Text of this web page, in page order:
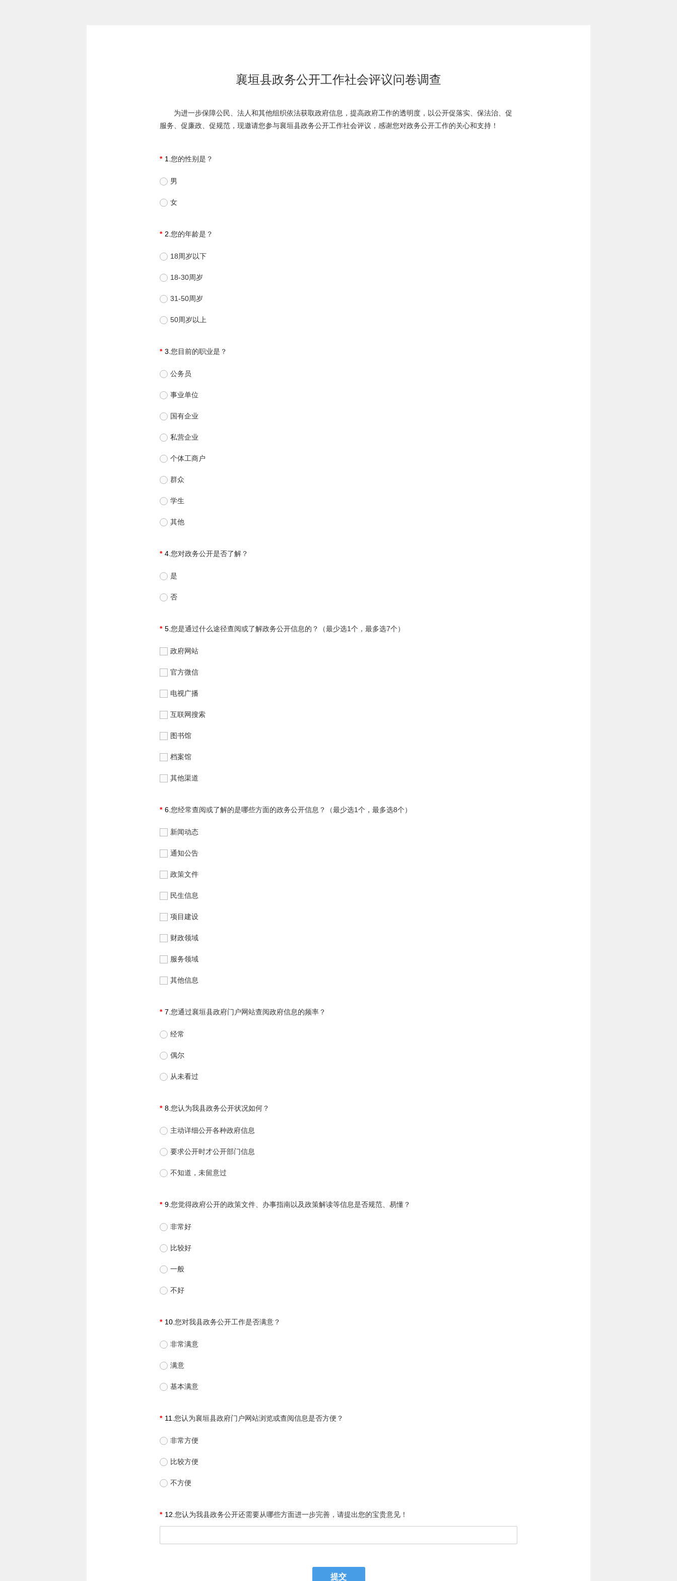
襄垣县政务公开工作社会评议问卷调查
为进一步保障公民、法人和其他组织依法获取政府信息，提高政府工作的透明度，以公开促落实、保法治、促
服务、促廉政、促规范，现邀请您参与襄垣县政务公开工作社会评议，感谢您对政务公开工作的关心和支持！
1.您的性别是？
男
女
2.您的年龄是？
18周岁以下
18-30周岁
31-50周岁
50周岁以上
3.您目前的职业是？
公务员
事业单位
国有企业
私营企业
个体工商户
群众
学生
其他
4.您对政务公开是否了解？
是
否
5.您是通过什么途径查阅或了解政务公开信息的？（最少选1个，最多选7个）
政府网站
官方微信
电视广播
互联网搜索
图书馆
档案馆
其他渠道
6.您经常查阅或了解的是哪些方面的政务公开信息？（最少选1个，最多选8个）
新闻动态
通知公告
政策文件
民生信息
项目建设
财政领域
服务领域
其他信息
7.您通过襄垣县政府门户网站查阅政府信息的频率？
经常
偶尔
从未看过
8.您认为我县政务公开状况如何？
主动详细公开各种政府信息
要求公开时才公开部门信息
不知道，未留意过
9.您觉得政府公开的政策文件、办事指南以及政策解读等信息是否规范、易懂？
非常好
比较好
一般
不好
10.您对我县政务公开工作是否满意？
非常满意
满意
基本满意
11.您认为襄垣县政府门户网站浏览或查阅信息是否方便？
非常方便
比较方便
不方便
12.您认为我县政务公开还需要从哪些方面进一步完善，请提出您的宝贵意见！
提交